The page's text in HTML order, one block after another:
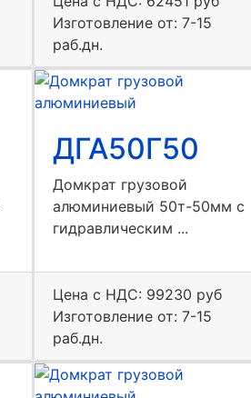
Изготовление от: 7-15
раб.дн.
ДГА50Г50
Домкрат грузовой
алюминиевый 50т-50мм с
гидравлическим ...
Цена с НДС: 99230 руб
Изготовление от: 7-15
раб.дн.